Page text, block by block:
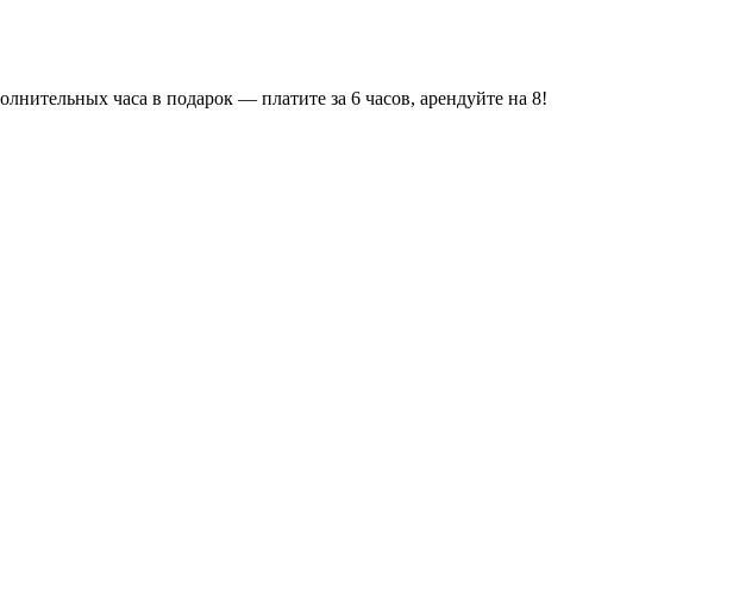
часа в подарок — платите за 6 часов, арендуйте на 8!